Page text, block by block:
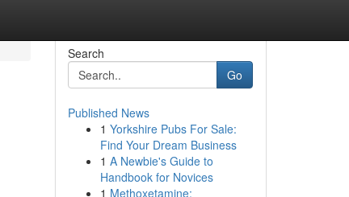
Search
Go
Published News
1 Yorkshire Pubs For Sale:
Find Your Dream Business
1 A Newbie's Guide to
Handbook for Novices
1 Methoxetamine: